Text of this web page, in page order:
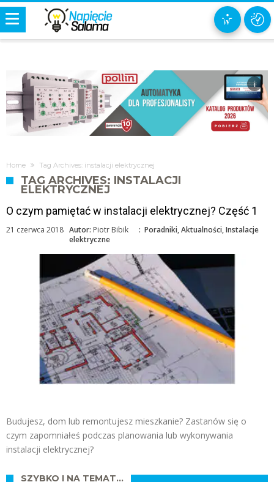
i
Home Tag Archives: instalacji elektrycznej
TAG ARCHIVES: INSTALACJI
ELEKTRYCZNEJ
O czym pamiętać w instalacji elektrycznej? Część 1
Autor: Piotr Bibik
21 czerwca 2018 : Poradniki,Aktualności,Instalacje
elektryczne
Budujesz, dom lub remontujesz mieszkanie? Zastanów się o
czym zapomniałeś podczas planowania lub wykonywania
instalacji elektrycznej?
SZYBKO I NA TEMAT…